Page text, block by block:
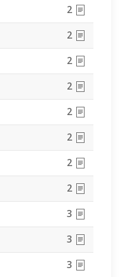
2
2
2
2
2
2
2
2
3
3
3